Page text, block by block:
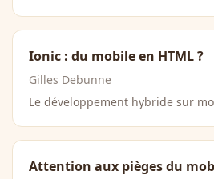
Ionic : du mobile en HTML ?
Gilles Debunne
Le développement hybride sur
Attention aux pièges du